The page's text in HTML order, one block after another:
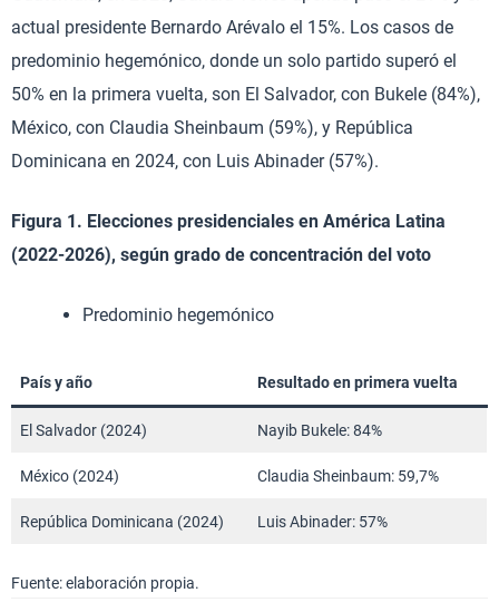
actual presidente Bernardo Arévalo el 15%. Los casos de
predominio hegemónico, donde un solo partido superó el
50% en la primera vuelta, son El Salvador, con Bukele (84%),
México, con Claudia Sheinbaum (59%), y República
Dominicana en 2024, con Luis Abinader (57%).
Figura 1. Elecciones presidenciales en América Latina
(2022-2026), según grado de concentración del voto
Predominio hegemónico
País y año Resultado en primera vuelta
El Salvador (2024) Nayib Bukele: 84%
México (2024) Claudia Sheinbaum: 59,7%
República Dominicana (2024) Luis Abinader: 57%
Fuente: elaboración propia.